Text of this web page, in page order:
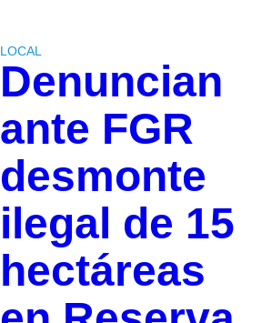
LOCAL
Denuncian
ante FGR
desmonte
ilegal de 15
hectáreas